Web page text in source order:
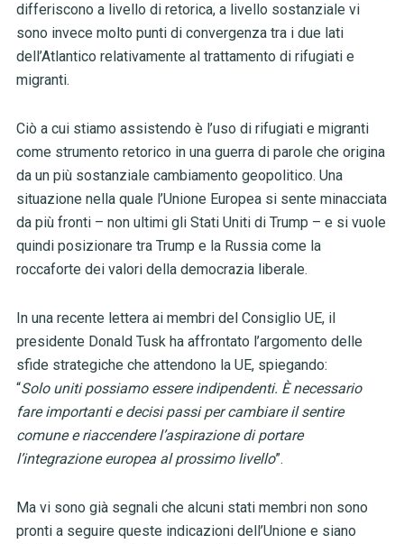
differiscono a livello di retorica, a livello sostanziale vi
sono invece molto punti di convergenza tra i due lati
dell’Atlantico relativamente al trattamento di rifugiati e
migranti.
Ciò a cui stiamo assistendo è l’uso di rifugiati e migranti
come strumento retorico in una guerra di parole che origina
da un più sostanziale cambiamento geopolitico. Una
situazione nella quale l’Unione Europea si sente minacciata
da più fronti – non ultimi gli Stati Uniti di Trump – e si vuole
quindi posizionare tra Trump e la Russia come la
roccaforte dei valori della democrazia liberale.
In una recente lettera ai membri del Consiglio UE, il
presidente Donald Tusk ha affrontato l’argomento delle
sfide strategiche che attendono la UE, spiegando:
“Solo uniti possiamo essere indipendenti. È necessario
fare importanti e decisi passi per cambiare il sentire
comune e riaccendere l’aspirazione di portare
l’integrazione europea al prossimo livello”.
Ma vi sono già segnali che alcuni stati membri non sono
pronti a seguire queste indicazioni dell’Unione e siano